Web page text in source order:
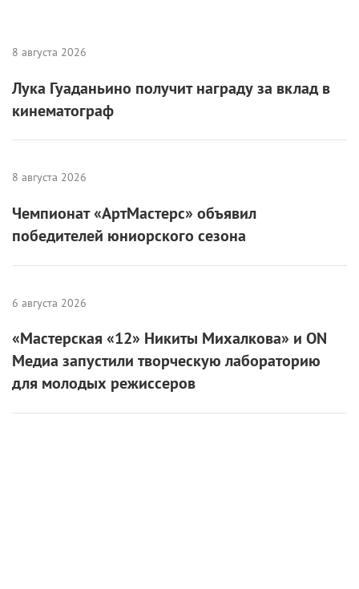
8 августа 2026
Лука Гуаданьино получит награду за вклад в
кинематограф
8 августа 2026
Чемпионат «АртМастерс» объявил
победителей юниорского сезона
6 августа 2026
«Мастерская «12» Никиты Михалкова» и ON
Медиа запустили творческую лабораторию
для молодых режиссеров